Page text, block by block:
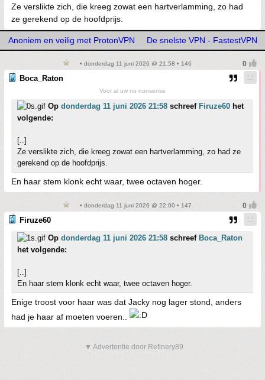
Ze verslikte zich, die kreeg zowat een hartverlamming, zo had
ze gerekend op de hoofdprijs.
Anoniem en veilig met ProtonVPN De snelste VPN - FastestVPN
• donderdag 11 juni 2026 @ 21:58 • 146
Boca_Raton
Voor al uw no nonsense
Op donderdag 11 juni 2026 21:58 schreef Firuze60 het
volgende:
[..]
Ze verslikte zich, die kreeg zowat een hartverlamming, zo had ze
gerekend op de hoofdprijs.
En haar stem klonk echt waar, twee octaven hoger.
• donderdag 11 juni 2026 @ 22:00 • 147
Firuze60
Op donderdag 11 juni 2026 21:58 schreef Boca_Raton
het volgende:
[..]
En haar stem klonk echt waar, twee octaven hoger.
Enige troost voor haar was dat Jacky nog lager stond, anders
had je haar af moeten voeren..
▼ Advertentie door Refinery89